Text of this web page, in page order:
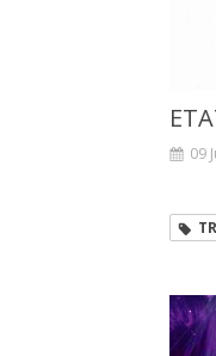
09